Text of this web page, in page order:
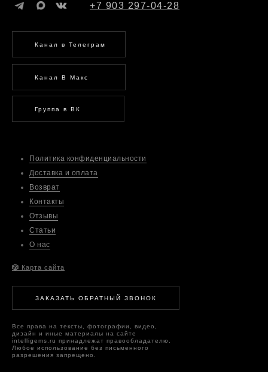
ЗАКАЗАТЬ ОБРАТНЫЙ ЗВОНОК
Все права на тексты, фотографии, видео,
дизайн и иные материалы на сайте
intelligems.ru принадлежат правообладателю.
Любое использование без письменного
разрешения запрещено.
Политика конфиденциальности
Доставка и оплата
Возврат
Контакты
Отзывы
Статьи
О нас
+7 903 297-04-28
Канал В Макс
Группа в ВК
Канал в Телеграм
🎲 Карта сайта